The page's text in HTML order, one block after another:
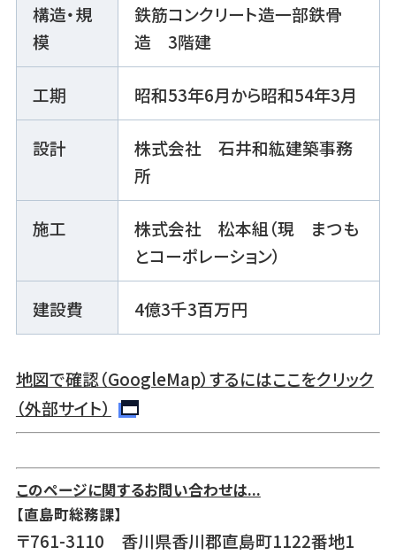
構造・規
模
鉄筋コンクリート造一部鉄骨
造 3階建
工期 昭和53年6月から昭和54年3月
設計
株式会社 石井和紘建築事務
所
施工
株式会社 松本組（現 まつも
とコーポレーション）
建設費 4億3千3百万円
地図で確認（GoogleMap）するにはここをクリック
（外部サイト）
このページに関するお問い合わせは...
【直島町総務課】
〒761-3110 香川県香川郡直島町1122番地1